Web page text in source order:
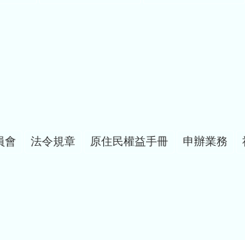
會 法令規章 原住民權益手冊 申辦業務